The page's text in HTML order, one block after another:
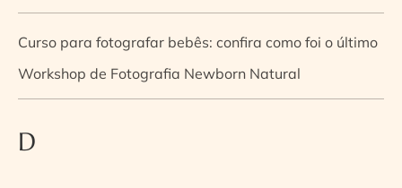
Curso para fotografar bebês: confira como foi o último
Workshop de Fotografia Newborn Natural
D